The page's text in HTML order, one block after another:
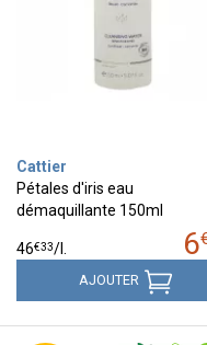
Cattier
Pétales d'iris eau
démaquillante 150ml
6
46€33/
AJOUTER